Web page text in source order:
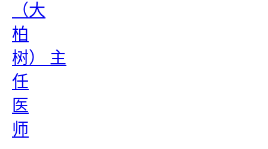
（大
柏
树） 主
任
医
师